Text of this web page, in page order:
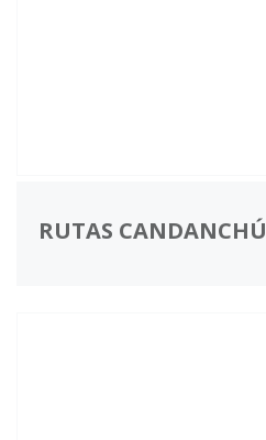
RUTAS CANDANCHÚ